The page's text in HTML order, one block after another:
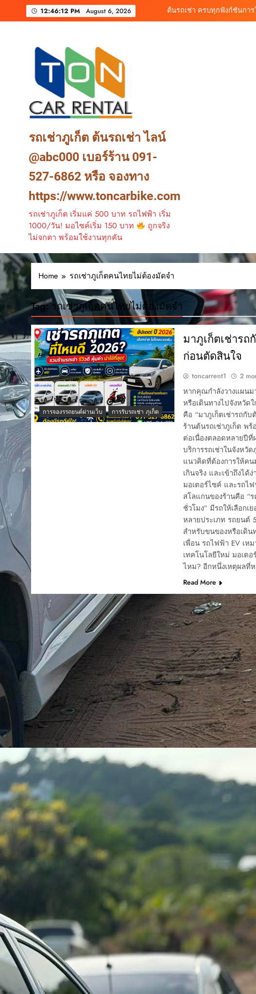
12:46:14 PM August 6, 2026
เช่ารถไฟฟ้าร้านต้นรถเช่า ท
รถเช่าภูเก็ต ต้นรถเช่า ไลน์
@abc000 เบอร์ร้าน 091-
527-6862 หรือ จองทาง
https://www.toncarbike.com
รถเช่าภูเก็ต เริ่มแค่ 500 บาท รถไฟฟ้า เริ่ม
1000/วัน! มอไซค์เริ่ม 150 บาท
ถูกจริง
ไม่จกตา พร้อมใช้งานทุกคัน
Home รถเช่าภูเก็ตคนไทยไม่ต้องมัดจำ
Tag:รถเช่าภูเก็ตคนไทยไม่ต้องมัดจำ
การจองรรถยนต์ผ่านเว็บ การรับรถเช่า ภุเก็ต
มาภูเก็ตเช่ารถ
ก่อนตัดสินใจ
toncarrent1 2
หากคุณกำลังวางแผนม
หรือเดินทางไปจังหวัด
คือ “มาภูเก็ตเช่ารถกั
ร้านต้นรถเช่าภูเก็ต พ
ต่อเนื่องตลอดหลายปีที่
บริการรถเช่าในจังหวั
แนวคิดที่ต้องการให้คน
เกินจริง และเข้าถึงไ
มอเตอร์ไซค์ และรถไ
สโลแกนของร้านคือ “
ชั่วโมง” มีรถให้เลือกเ
หลายประเภท รถยนต์
สำหรับขนของหรือเดิน
เพื่อน รถไฟฟ้า EV เห
เทคโนโลยีใหม่ มอเต
ไหม? อีกหนึ่งเหตุผลที่
Read More